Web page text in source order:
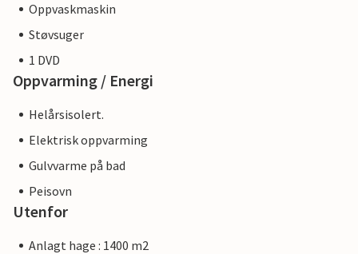
Oppvaskmaskin
Støvsuger
1 DVD
Oppvarming / Energi
Helårsisolert.
Elektrisk oppvarming
Gulvvarme på bad
Peisovn
Utenfor
Anlagt hage : 1400 m2